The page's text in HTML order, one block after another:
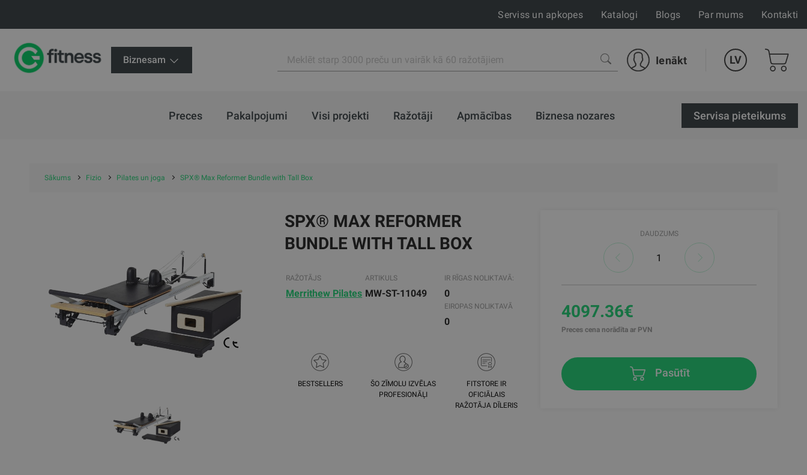
Serviss un apkopes Katalogi Blogs Par mums Kontakti
Biznesam Ienākt LV
Preces Pakalpojumi Visi projekti Ražotāji Apmācības Biznesa nozares Servisa pieteikums
Sākums Fizio Pilates un joga SPX® Max Reformer Bundle with Tall Box
SPX® MAX REFORMER
BUNDLE WITH TALL BOX
RAŽOTĀJS
Merrithew Pilates
ARTIKULS
MW-ST-11049
IR RĪGAS NOLIKTAVĀ:
0
EIROPAS NOLIKTAVĀ
0
BESTSELLERS
ŠO ZĪMOLU IZVĒLAS
PROFESIONĀĻI
FITSTORE IR
OFICIĀLAIS
RAŽOTĀJA DĪLERIS
DAUDZUMS
4097.36€
Preces cena norādīta ar PVN
Pasūtīt